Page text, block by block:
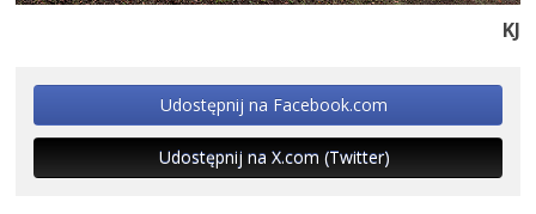
KJ
Udostępnij na Facebook.com
Udostępnij na X.com (Twitter)